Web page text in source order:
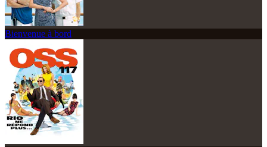
Bienvenue à bord